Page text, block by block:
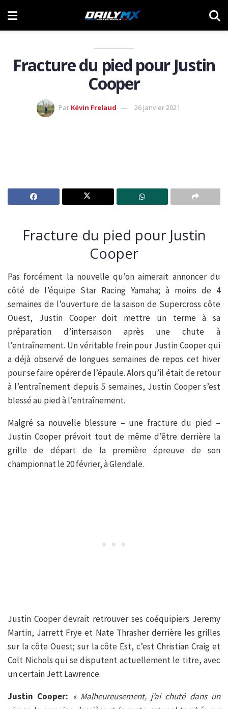
Fracture du pied pour Justin
Cooper
Par Kévin Frelaud 26 janvier 2021
Fracture du pied pour Justin
Cooper
Pas forcément la nouvelle qu’on aimerait annoncer du
côté de l’équipe Star Racing Yamaha; à moins de 4
semaines de l’ouverture de la saison de Supercross côte
Ouest, Justin Cooper doit mettre un terme à sa
préparation d’intersaison après une chute à
l’entraînement. Un véritable frein pour Justin Cooper qui
a déjà observé de longues semaines de repos cet hiver
pour se faire opérer de l’épaule. Alors qu’il était de retour
à l’entraînement depuis 5 semaines, Justin Cooper s’est
blessé au pied à l’entraînement.
Malgré sa nouvelle blessure – une fracture du pied –
Justin Cooper prévoit tout de même d’être derrière la
grille de départ de la première épreuve de son
championnat le 20 février, à Glendale.
Justin Cooper devrait retrouver ses coéquipiers Jeremy
Martin, Jarrett Frye et Nate Thrasher derrière les grilles
sur la côte Ouest; sur la côte Est, c’est Christian Craig et
Colt Nichols qui se disputent actuellement le titre, avec
un certain Jett Lawrence.
Justin Cooper: « Malheureusement, j’ai chuté dans un